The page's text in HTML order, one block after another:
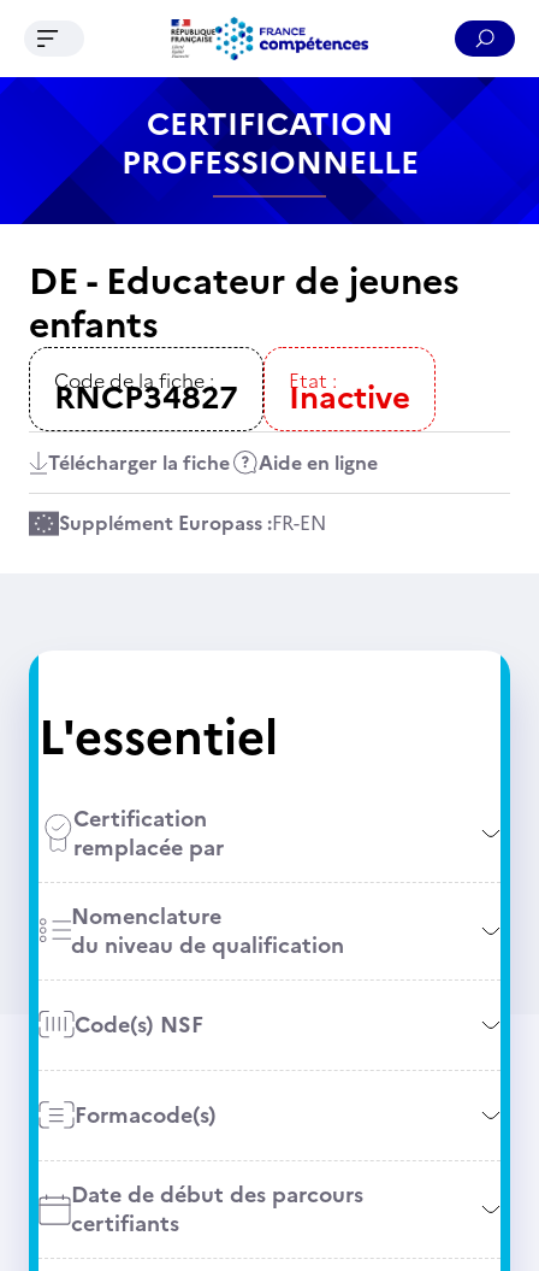
Contenu Recherche Menu Pied de page
Ouvrir le menu de navigation
CERTIFICATION
PROFESSIONNELLE
DE - Educateur de jeunes
enfants
Code de la fiche :
RNCP34827 Etat :
Inactive
Télécharger la fiche Aide en ligne
Supplément Europass :FR-EN
L'essentiel
Certification
remplacée par
Nomenclature
du niveau de qualification
Code(s) NSF
Formacode(s)
Date de début des parcours
certifiants